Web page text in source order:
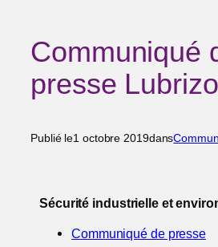
Communiqué
presse
Publié le1 octobre 2019dans
Sécurité industrielle et
Communiqué de presse